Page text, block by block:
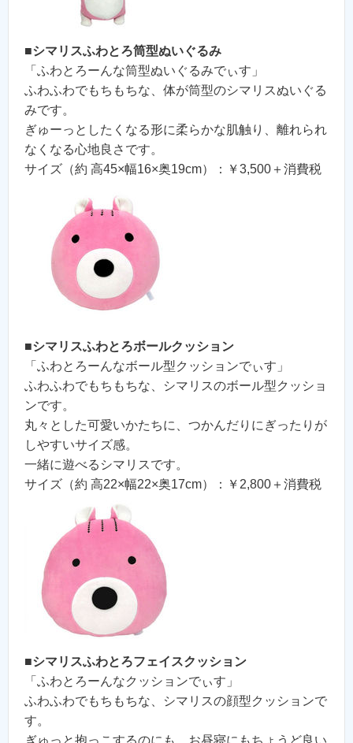
■シマリスふわとろ筒型ぬいぐるみ
「ふわとろーんな筒型ぬいぐるみでぃす」
ふわふわでもちもちな、体が筒型のシマリスぬいぐる
みです。
ぎゅーっとしたくなる形に柔らかな肌触り、離れられ
なくなる心地良さです。
サイズ（約 高45×幅16×奥19cm）：￥3,500＋消費税
■シマリスふわとろボールクッション
「ふわとろーんなボール型クッションでぃす」
ふわふわでもちもちな、シマリスのボール型クッショ
ンです。
丸々とした可愛いかたちに、つかんだりにぎったりが
しやすいサイズ感。
一緒に遊べるシマリスです。
サイズ（約 高22×幅22×奥17cm）：￥2,800＋消費税
■シマリスふわとろフェイスクッション
「ふわとろーんなクッションでぃす」
ふわふわでもちもちな、シマリスの顔型クッションで
す。